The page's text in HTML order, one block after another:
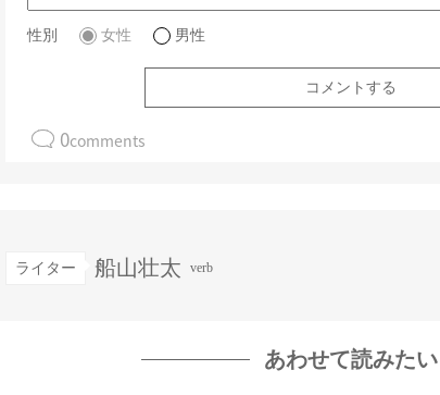
性別 女性 男性
0comments
ライター 船山壮太 verb
あわせて読みたい